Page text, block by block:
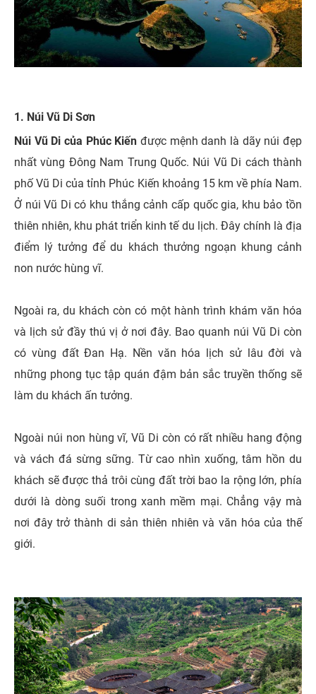
1. Núi Vũ Di Sơn
Núi Vũ Di của Phúc Kiến được mệnh danh là dãy núi đẹp
nhất vùng Đông Nam Trung Quốc. Núi Vũ Di cách thành
phố Vũ Di của tỉnh Phúc Kiến khoảng 15 km về phía Nam.
Ở núi Vũ Di có khu thắng cảnh cấp quốc gia, khu bảo tồn
thiên nhiên, khu phát triển kinh tế du lịch. Đây chính là địa
điểm lý tưởng để du khách thưởng ngoạn khung cảnh
non nước hùng vĩ.
Ngoài ra, du khách còn có một hành trình khám văn hóa
và lịch sử đầy thú vị ở nơi đây. Bao quanh núi Vũ Di còn
có vùng đất Đan Hạ. Nền văn hóa lịch sử lâu đời và
những phong tục tập quán đậm bản sắc truyền thống sẽ
làm du khách ấn tưởng.
Ngoài núi non hùng vĩ, Vũ Di còn có rất nhiều hang động
và vách đá sừng sững. Từ cao nhìn xuống, tâm hồn du
khách sẽ được thả trôi cùng đất trời bao la rộng lớn, phía
dưới là dòng suối trong xanh mềm mại. Chẳng vậy mà
nơi đây trở thành di sản thiên nhiên và văn hóa của thế
giới.